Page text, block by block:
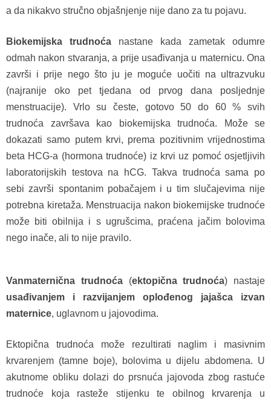
a da nikakvo stručno objašnjenje nije dano za tu pojavu.
Biokemijska trudnoća nastane kada zametak odumre
odmah nakon stvaranja, a prije usađivanja u maternicu. Ona
završi i prije nego što ju je moguće uočiti na ultrazvuku
(najranije oko pet tjedana od prvog dana posljednje
menstruacije). Vrlo su česte, gotovo 50 do 60 % svih
trudnoća završava kao biokemijska trudnoća. Može se
dokazati samo putem krvi, prema pozitivnim vrijednostima
beta HCG-a (hormona trudnoće) iz krvi uz pomoć osjetljivih
laboratorijskih testova na hCG. Takva trudnoća sama po
sebi završi spontanim pobačajem i u tim slučajevima nije
potrebna kiretaža. Menstruacija nakon biokemijske trudnoće
može biti obilnija i s ugrušcima, praćena jačim bolovima
nego inače, ali to nije pravilo.
Vanmaternična trudnoća(ektopična trudnoća) nastaje
usađivanjem i razvijanjem oplođenog jajašca izvan
maternice, uglavnom u jajovodima.
Ektopična trudnoća može rezultirati naglim i masivnim
krvarenjem (tamne boje), bolovima u dijelu abdomena. U
akutnome obliku dolazi do prsnuća jajovoda zbog rastuće
trudnoće koja rasteže stijenku te obilnog krvarenja u